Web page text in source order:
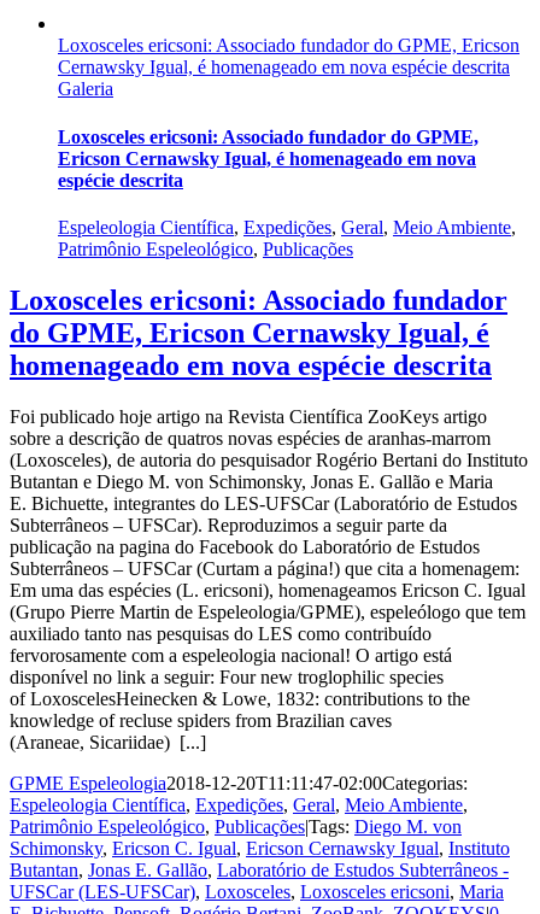
Loxosceles ericsoni: Associado fundador do GPME, Ericson
Cernawsky Igual, é homenageado em nova espécie descrita
Galeria
Loxosceles ericsoni: Associado fundador do GPME,
Ericson Cernawsky Igual, é homenageado em nova
espécie descrita
Espeleologia Científica, Expedições, Geral, Meio Ambiente,
Patrimônio Espeleológico, Publicações
Loxosceles ericsoni: Associado fundador
do GPME, Ericson Cernawsky Igual, é
homenageado em nova espécie descrita
Foi publicado hoje artigo na Revista Científica ZooKeys artigo
sobre a descrição de quatros novas espécies de aranhas-marrom
(Loxosceles), de autoria do pesquisador Rogério Bertani do Instituto
Butantan e Diego M. von Schimonsky, Jonas E. Gallão e Maria
E. Bichuette, integrantes do LES-UFSCar (Laboratório de Estudos
Subterrâneos – UFSCar). Reproduzimos a seguir parte da
publicação na pagina do Facebook do Laboratório de Estudos
Subterrâneos – UFSCar (Curtam a página!) que cita a homenagem:
Em uma das espécies (L. ericsoni), homenageamos Ericson C. Igual
(Grupo Pierre Martin de Espeleologia/GPME), espeleólogo que tem
auxiliado tanto nas pesquisas do LES como contribuído
fervorosamente com a espeleologia nacional! O artigo está
disponível no link a seguir: Four new troglophilic species
of LoxoscelesHeinecken & Lowe, 1832: contributions to the
knowledge of recluse spiders from Brazilian caves
(Araneae, Sicariidae) [...]
GPME Espeleologia2018-12-20T11:11:47-02:00Categorias:
Espeleologia Científica, Expedições, Geral, Meio Ambiente,
Patrimônio Espeleológico, Publicações|Tags: Diego M. von
Schimonsky, Ericson C. Igual, Ericson Cernawsky Igual, Instituto
Butantan, Jonas E. Gallão, Laboratório de Estudos Subterrâneos -
UFSCar (LES-UFSCar), Loxosceles, Loxosceles ericsoni, Maria